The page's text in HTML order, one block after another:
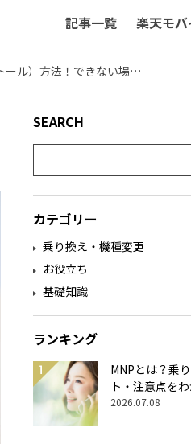
記事一覧 楽天モ
Android™スマホの不要なアプリ削除（アンインストール）方法！できない場合の対処法も紹介
SEARCH
カテゴリー
乗り換え・機種変更
お役立ち
基礎知識
ランキング
MNPとは？乗
ト・注意点を
2026.07.08